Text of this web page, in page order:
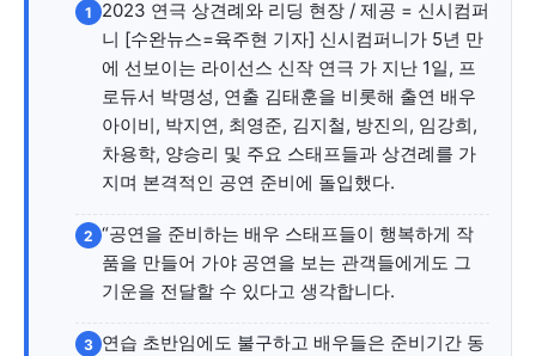
서비스 & 앱
수완뉴스 추천 서비스
스토어 수완 키즈 청년공감 청라온
멤버십 소개 이니셔티브
커리어
기자단 참여
저널리즘 바이브
출판서비스
서비스 & 앱
수완뉴스 추천 서비스
스토어 수완 키즈 청년공감 청라온
멤버십 소개 이니셔티브
커리어
기자단 참여
저널리즘 바이브
출판서비스
1
2023 연극 상견례와 리딩 현장 / 제공 = 신시컴퍼
니 [수완뉴스=육주현 기자] 신시컴퍼니가 5년 만
에 선보이는 라이선스 신작 연극 가 지난 1일, 프
로듀서 박명성, 연출 김태훈을 비롯해 출연 배우
아이비, 박지연, 최영준, 김지철, 방진의, 임강희,
차용학, 양승리 및 주요 스태프들과 상견례를 가
지며 본격적인 공연 준비에 돌입했다.
2 “공연을 준비하는 배우 스태프들이 행복하게 작
품을 만들어 가야 공연을 보는 관객들에게도 그
기운을 전달할 수 있다고 생각합니다.
3 연습 초반임에도 불구하고 배우들은 준비기간 동